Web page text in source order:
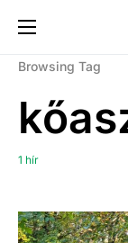
Browsing Tag
1 hír